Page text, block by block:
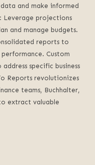
and make informed
: Leverage projections
and manage budgets.
reports to
. Custom
specific business
Reports revolutionizes
teams, Buchhalter,
extract valuable